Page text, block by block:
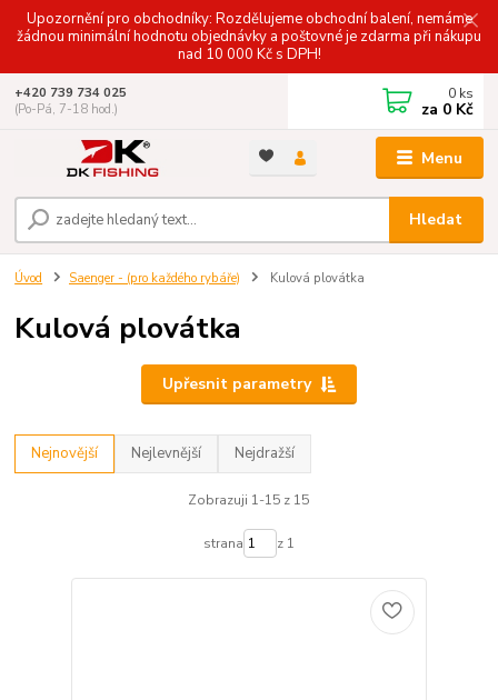
Upozornění pro obchodníky: Rozdělujeme obchodní balení, nemáme
žádnou minimální hodnotu objednávky a poštovné je zdarma při nákupu
nad 10 000 Kč s DPH!
Menu
Hledat
+420 739 734 025
(Po-Pá, 7-18 hod.)
0 ks
za 0 Kč
Úvod Saenger - (pro každého rybáře) Kulová plovátka
Kulová plovátka
Upřesnit parametry
Nejnovější Nejlevnější Nejdražší
Zobrazuji 1-15 z 15
strana z 1